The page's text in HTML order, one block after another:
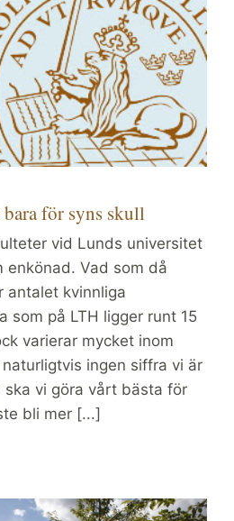
för syns skull
vid Lunds universitet
enkönad. Vad som då
antalet kvinnliga
som på LTH ligger runt 15
varierar mycket inom
ingen siffra vi är
vi göra vårt bästa för
bli mer [...]